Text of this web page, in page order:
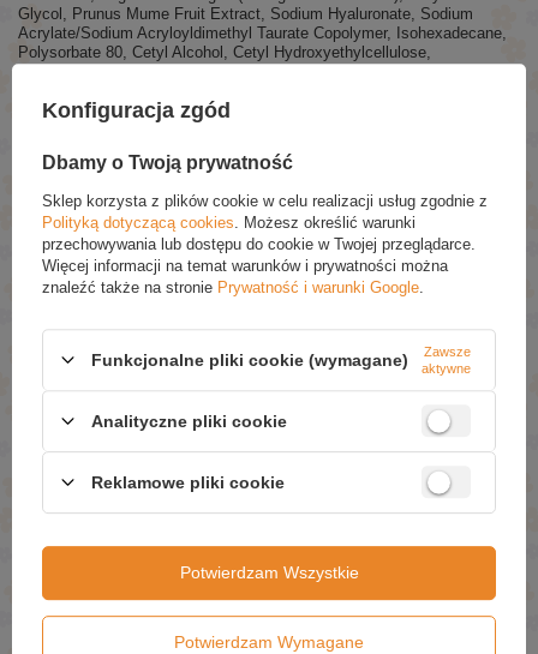
Glycol, Prunus Mume Fruit Extract, Sodium Hyaluronate, Sodium
Acrylate/Sodium Acryloyldimethyl Taurate Copolymer, Isohexadecane,
Polysorbate 80, Cetyl Alcohol, Cetyl Hydroxyethylcellulose,
Phenoxyethanol, Ethylhexylglycerin, Parfum (Fragrance), Hexyl
Aktualny skład podany na opakowaniu produktu.
POLECANE
Bambino Mydło Pielęgnacyjne z Lanoliną w Kostce dla
Dzieci i Niemowląt od Pierwszych Dni Życia 90g
Skóry Odżywcza Maska w Płacie z Ceramidami i
£3.42
Tołpa Green Oils Płyn micelarny do demakijażu 200ml
£5.79 (-30% Promocja czasowa)
£4.05
Tolpa Black From Nature Krem pod oczy komórki
macierzyste 10ml
£10.99 (-30% Promocja czasowa)
£7.69
Konfiguracja zgód
Dbamy o Twoją prywatność
Sklep korzysta z plików cookie w celu realizacji usług zgodnie z
Polityką dotyczącą cookies . Możesz określić warunki
przechowywania lub dostępu do cookie w Twojej przeglądarce.
Więcej informacji na temat warunków i prywatności można
znaleźć także na stronie Prywatność i warunki Google
Funkcjonalne pliki cookie (wymagane)
Zawsze
aktywne
Analityczne pliki cookie
Reklamowe pliki cookie
Potwierdzam Wymagane
Potwierdzam Wszystkie